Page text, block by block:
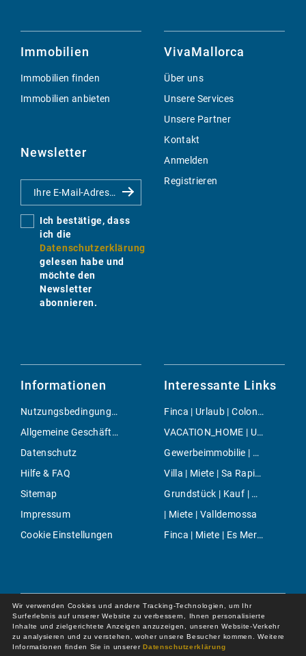
Immobilien
Immobilien finden
Immobilien anbieten
Newsletter
Ich bestätige, dass
ich die
Datenschutzerklärung
gelesen habe und
möchte den
Newsletter
abonnieren.
VivaMallorca
Über uns
Unsere Services
Unsere Partner
Kontakt
Anmelden
Registrieren
Informationen
Nutzungsbedingungen
Allgemeine Geschäftsbedingungen
Datenschutz
Hilfe & FAQ
Sitemap
Impressum
Cookie Einstellungen
Interessante Links
Finca | Urlaub | Colonia Sant Pere
VACATION_HOME | Urlaub | Llubi
Gewerbeimmobilie | Kauf | Montuiri
Villa | Miete | Sa Rapita
Grundstück | Kauf | Gotmar
| Miete | Valldemossa
Finca | Miete | Es Mercadal
Wir verwenden Cookies und andere Tracking-Technologien, um Ihr
Surferlebnis auf unserer Website zu verbessern, Ihnen personalisierte
Inhalte und zielgerichtete Anzeigen anzuzeigen, unseren Website-Verkehr
zu analysieren und zu verstehen, woher unsere Besucher kommen. Weitere
Informationen finden Sie in unsererDatenschutzerklärung